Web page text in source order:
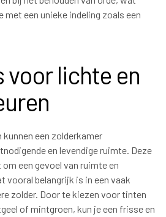
met een unieke indeling zoals een
voor lichte en
een zolderkamer
en levendige ruimte. Deze
een gevoel van ruimte en
vooral belangrijk is in een vaak
zolder. Door te kiezen voor tinten
of mintgroen, kun je een frisse en